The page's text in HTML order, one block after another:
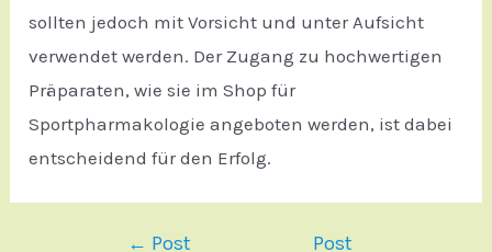
sollten jedoch mit Vorsicht und unter Aufsicht
verwendet werden. Der Zugang zu hochwertigen
Präparaten, wie sie im Shop für
Sportpharmakologie angeboten werden, ist dabei
entscheidend für den Erfolg.
← Post
Post